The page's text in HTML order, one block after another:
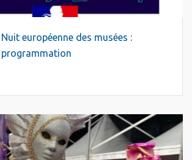
européenne des musées :
programmation